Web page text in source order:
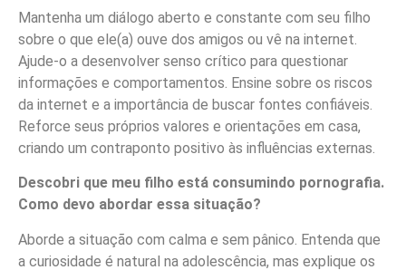
Mantenha um diálogo aberto e constante com seu filho
sobre o que ele(a) ouve dos amigos ou vê na internet.
Ajude-o a desenvolver senso crítico para questionar
informações e comportamentos. Ensine sobre os riscos
da internet e a importância de buscar fontes confiáveis.
Reforce seus próprios valores e orientações em casa,
criando um contraponto positivo às influências externas.
Descobri que meu filho está consumindo pornografia.
Como devo abordar essa situação?
Aborde a situação com calma e sem pânico. Entenda que
a curiosidade é natural na adolescência, mas explique os